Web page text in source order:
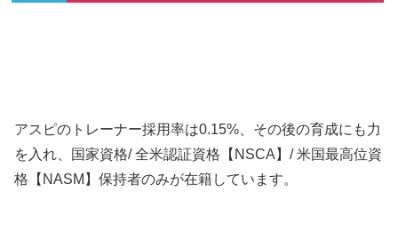
アスピのトレーナー採用率は0.15%、その後の育成にも力
を入れ、国家資格/ 全米認証資格【NSCA】/ 米国最高位資
格【NASM】保持者のみが在籍しています。